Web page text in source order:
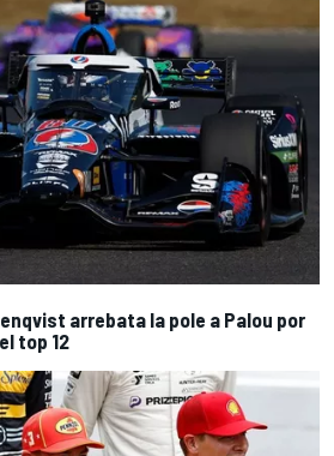
arrebata la pole a Palou por
top 12